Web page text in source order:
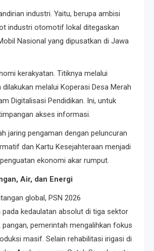
industri. Yaitu, berupa ambisi
industri otomotif lokal ditegaskan
Nasional yang dipusatkan di Jawa
kerakyatan. Titiknya melalui
melalui Koperasi Desa Merah
Digitalisasi Pendidikan. Ini, untuk
akses informasi.
jaring pengaman dengan peluncuran
dan Kartu Kesejahteraan menjadi
ekonomi akar rumput.
Air, dan Energi
global, PSN 2026
pada kedaulatan absolut di tiga sektor
pangan, pemerintah mengalihkan fokus
masif. Selain rehabilitasi irigasi di